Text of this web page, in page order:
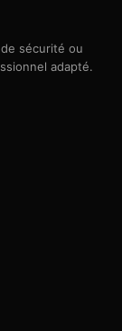
sécurité ou
adapté.